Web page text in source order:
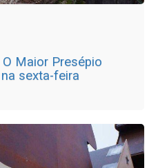
Maior Presépio
sexta-feira